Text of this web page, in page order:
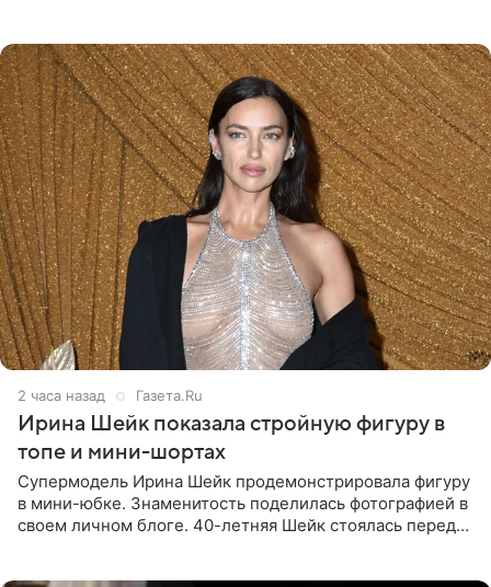
2 часа назад Газета.Ru
Ирина Шейк показала стройную фигуру в
топе и мини-шортах
Супермодель Ирина Шейк продемонстрировала фигуру
в мини-юбке. Знаменитость поделилась фотографией в
своем личном блоге. 40-летняя Шейк стоялась перед